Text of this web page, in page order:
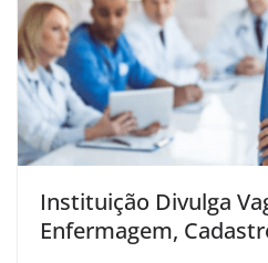
Instituição Divulga
Enfermagem,